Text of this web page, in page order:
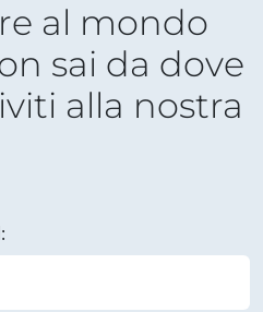
al mondo
sai da dove
alla nostra